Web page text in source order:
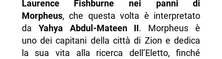
Laurence Fishburne nei panni di
Morpheus, che questa volta è interpretato
da Yahya Abdul-Mateen II. Morpheus è
uno dei capitani della città di Zion e dedica
la sua vita alla ricerca dell’Eletto, finché